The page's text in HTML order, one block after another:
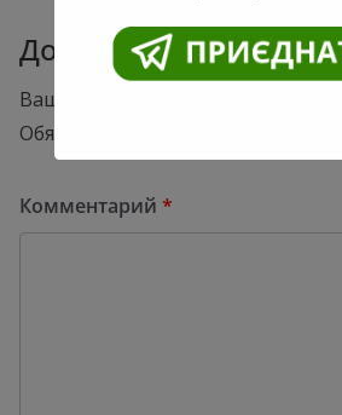
Добавить
Ваш адрес email не будет
Обязательные поля помечены
Комментарий *